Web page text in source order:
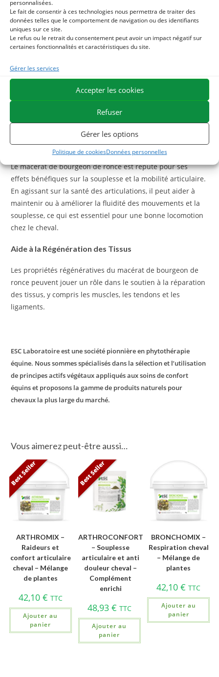
personnalisées.
Le fait de consentir à ces technologies nous permettra de traiter des
données telles que le comportement de navigation ou des identifiants
uniques sur ce site.
Le refus ou le retrait du consentement peut avoir un impact négatif sur
certaines fonctionnalités et caractéristiques du site.
Gérer les services
Accepter les cookies
Refuser
Gérer les options
Politique de cookiesDonnées personnelles
En aidant à dégager les obstructions dans les voies
respiratoires, le macérat de bourgeon de ronce peut
contribuer à améliorer la capacité pulmonaire et l’efficacité
oxygénation du sang et une augmentation de la
performance physique, particulièrement importante pour
les chevaux de sport.
Quels sont les bienfaits du Macérat de Bourgeon de
Ronce sur les articulations des Chevaux ?
Soutien de la Souplesse Articulaire
Le macérat de bourgeon de ronce est réputé pour ses
effets bénéfiques sur la souplesse et la mobilité articulaire.
En agissant sur la santé des articulations, il peut aider à
maintenir ou à améliorer la fluidité des mouvements et la
souplesse, ce qui est essentiel pour une bonne locomotion
chez le cheval.
Aide à la Régénération des Tissus
Les propriétés régénératives du macérat de bourgeon de
ronce peuvent jouer un rôle dans le soutien à la réparation
des tissus, y compris les muscles, les tendons et les
ligaments.
ESC Laboratoire est une société pionnière en phytothérapie
équine. Nous sommes spécialisés dans la sélection et l’utilisation
de principes actifs végétaux appliqués aux soins de confort
équins et proposons la gamme de produits naturels pour
chevaux la plus large du marché.
Vous aimerez peut-être aussi…
Best Seller
ARTHROMIX –
Raideurs et
confort articulaire
cheval – Mélange
de plantes
42,10 € TTC
Ajouter au
panier
Best Seller
ARTHROCONFORT
– Souplesse
articulaire et anti
douleur cheval –
Complément
enrichi
48,93 € TTC
Ajouter au
panier
BRONCHOMIX –
Respiration cheval
– Mélange de
plantes
42,10€ TTC
Ajouter au
panier